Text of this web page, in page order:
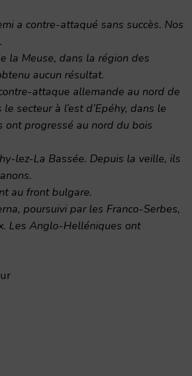
a contre-attaqué sans succès. Nos
la Meuse, dans la région des
aucun résultat.
attaque allemande au nord de
secteur à l’est d’Epéhy, dans le
ont progressé au nord du bois
lez-La Bassée. Depuis la veille, ils
au front bulgare.
poursuivi par les Franco-Serbes,
Les Anglo-Helléniques ont